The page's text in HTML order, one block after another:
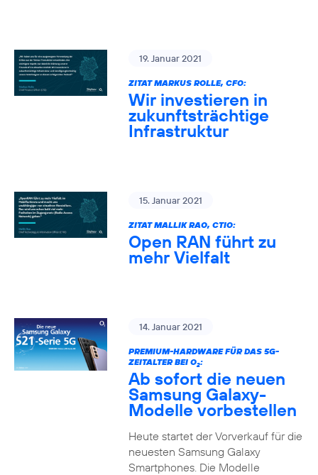
19. Januar 2021
ZITAT MARKUS ROLLE, CFO:
Wir investieren in
zukunftsträchtige
Infrastruktur
15. Januar 2021
ZITAT MALLIK RAO, CTIO:
Open RAN führt zu
mehr Vielfalt
14. Januar 2021
PREMIUM-HARDWARE FÜR DAS 5G-
ZEITALTER BEI O2:
Ab sofort die neuen
Samsung Galaxy-
Modelle vorbestellen
Heute startet der Vorverkauf für die
neuesten Samsung Galaxy
Smartphones. Die Modelle